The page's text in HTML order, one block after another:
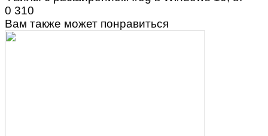
0 310
Вам также может понравиться